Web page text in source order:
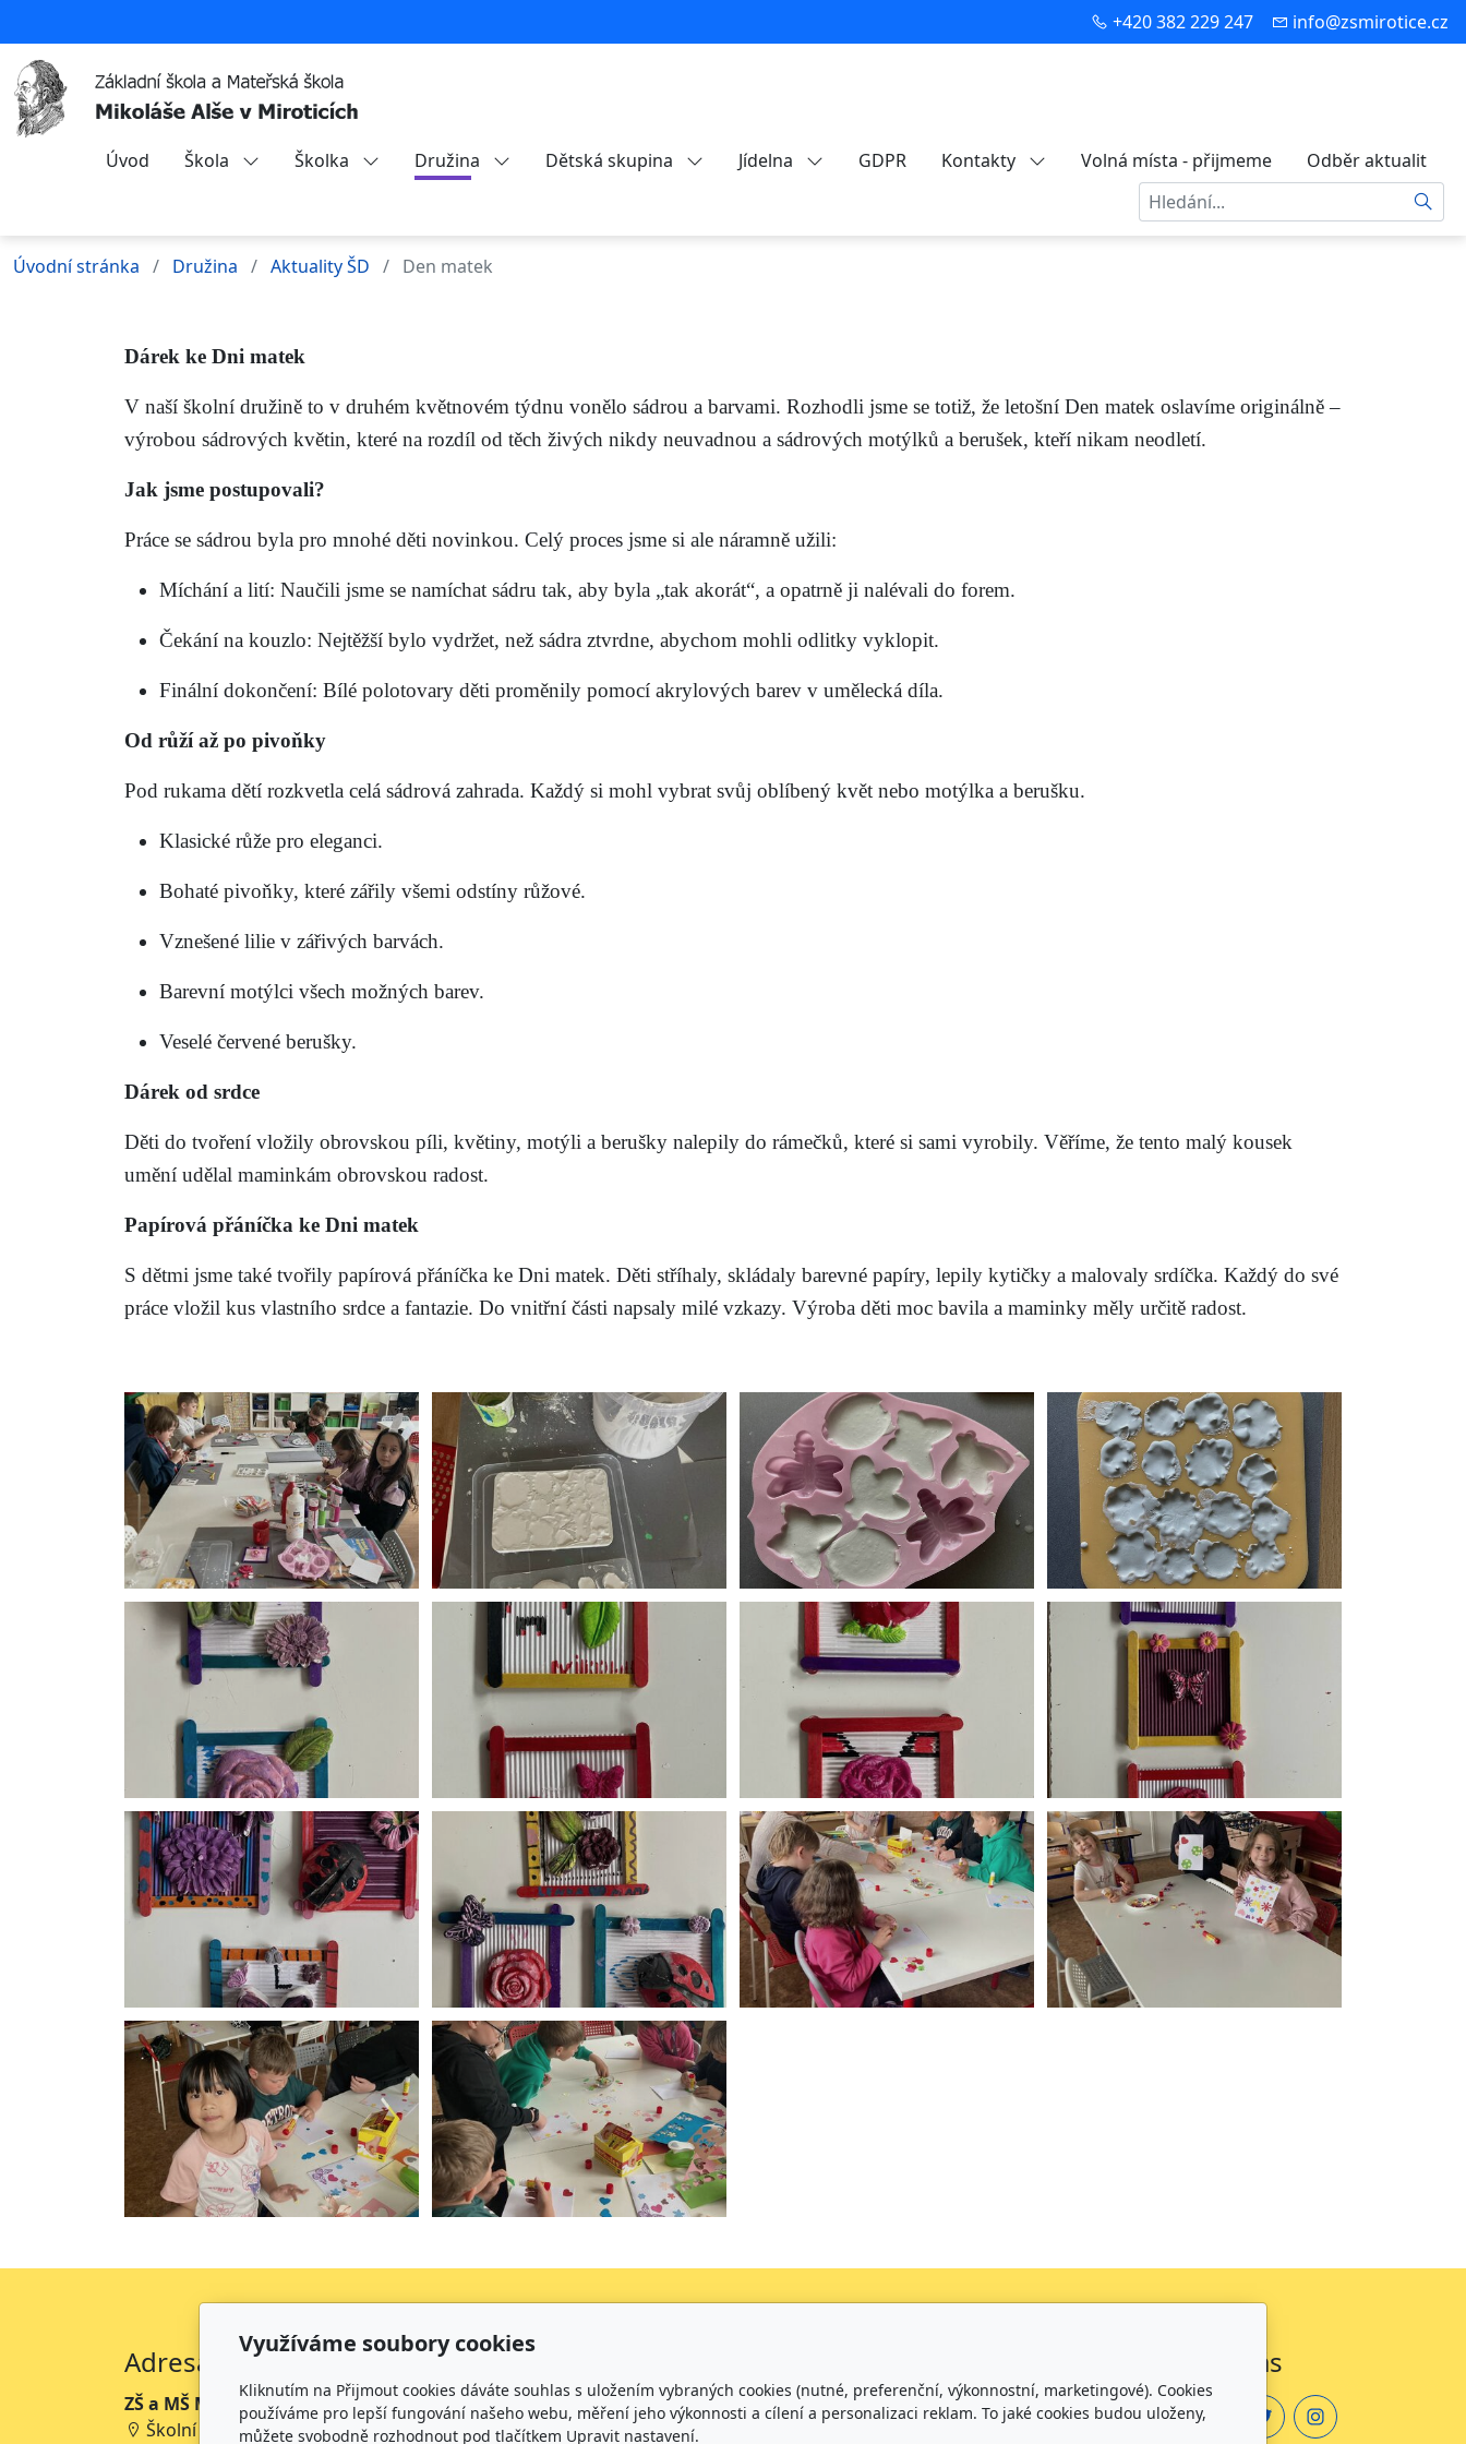
+420 382 229 247 info@zsmirotice.cz
Úvod Škola Školka Družina Dětská skupina Jídelna GDPR Kontakty Volná místa - přijmeme
Odběr aktualit
Hledat
Úvodní stránka Družina Aktuality ŠD Den matek
Dárek ke Dni matek
V naší školní družině to v druhém květnovém týdnu vonělo sádrou a barvami. Rozhodli jsme se totiž, že letošní Den matek oslavíme originálně –
výrobou sádrových květin, které na rozdíl od těch živých nikdy neuvadnou a sádrových motýlků a berušek, kteří nikam neodletí.
Jak jsme postupovali?
Práce se sádrou byla pro mnohé děti novinkou. Celý proces jsme si ale náramně užili:
Míchání a lití: Naučili jsme se namíchat sádru tak, aby byla „tak akorát“, a opatrně ji nalévali do forem.
Čekání na kouzlo: Nejtěžší bylo vydržet, než sádra ztvrdne, abychom mohli odlitky vyklopit.
Finální dokončení: Bílé polotovary děti proměnily pomocí akrylových barev v umělecká díla.
Od růží až po pivoňky
Pod rukama dětí rozkvetla celá sádrová zahrada. Každý si mohl vybrat svůj oblíbený květ nebo motýlka a berušku.
Klasické růže pro eleganci.
Bohaté pivoňky, které zářily všemi odstíny růžové.
Vznešené lilie v zářivých barvách.
Barevní motýlci všech možných barev.
Veselé červené berušky.
Dárek od srdce
Děti do tvoření vložily obrovskou píli, květiny, motýli a berušky nalepily do rámečků, které si sami vyrobily. Věříme, že tento malý kousek
umění udělal maminkám obrovskou radost.
Papírová přáníčka ke Dni matek
S dětmi jsme také tvořily papírová přáníčka ke Dni matek. Děti stříhaly, skládaly barevné papíry, lepily kytičky a malovaly srdíčka. Každý do své
práce vložil kus vlastního srdce a fantazie. Do vnitřní části napsaly milé vzkazy. Výroba děti moc bavila a maminky měly určitě radost.
Adresa
ZŠ a MŠ Mikoláše Alše Mirotice
Školní 234, 398 01 Mirotice
Kontakt
+420 734 316 620 - Ředitel školy
+420 733 539 322 - Zástupce ředitele pro předškolní vzdělávání
Sledujte nás
Využíváme soubory cookies
Kliknutím na Přijmout cookies dáváte souhlas s uložením vybraných cookies (nutné, preferenční, výkonnostní, marketingové). Cookies
používáme pro lepší fungování našeho webu, měření jeho výkonnosti a cílení a personalizaci reklam. To jaké cookies budou uloženy,
můžete svobodně rozhodnout pod tlačítkem Upravit nastavení.